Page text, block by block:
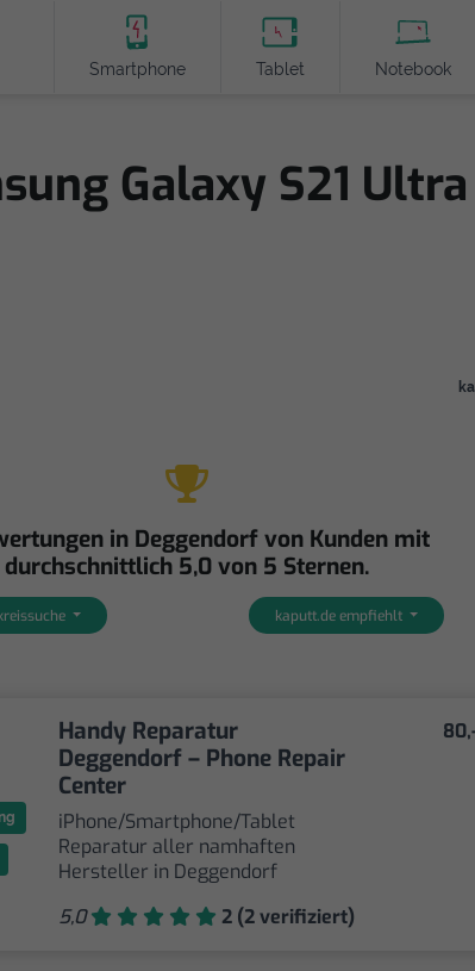
Smartphone Tablet Notebook
Galaxy S21
in Deggendorf von Kunden mit
durchschnittlich 5,0 von 5 Sternen.
kaputt.de empfiehlt
Handy Reparatur
Deggendorf – Phone Repair
Center
iPhone/Smartphone/Tablet
Reparatur aller namhaften
Hersteller in Deggendorf
5,0
2 (2 verifiziert)